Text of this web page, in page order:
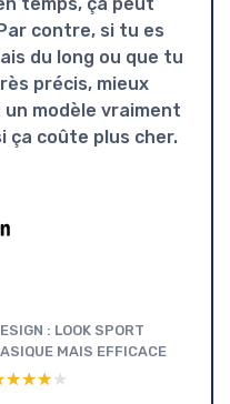
contre, si tu es
du long ou que tu
précis, mieux
modèle vraiment
ça coûte plus cher.
: LOOK SPORT
MAIS EFFICACE